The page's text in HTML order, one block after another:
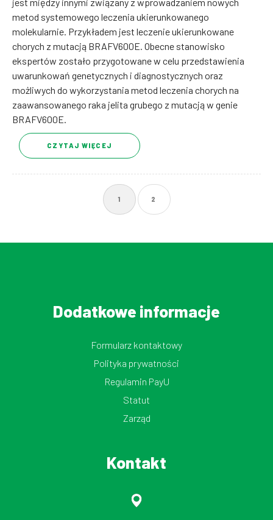
metod systemowego leczenia ukierunkowanego
molekularnie. Przykładem jest leczenie ukierunkowane
chorych z mutacją BRAFV600E. Obecne stanowisko
ekspertów zostało przygotowane w celu przedstawienia
uwarunkowań genetycznych i diagnostycznych oraz
możliwych do wykorzystania metod leczenia chorych na
zaawansowanego raka jelita grubego z mutacją w genie
BRAFV600E.
CZYTAJ WIĘCEJ
1 2
Dodatkowe informacje
Formularz kontaktowy
Polityka prywatności
Regulamin PayU
Statut
Zarząd
Kontakt